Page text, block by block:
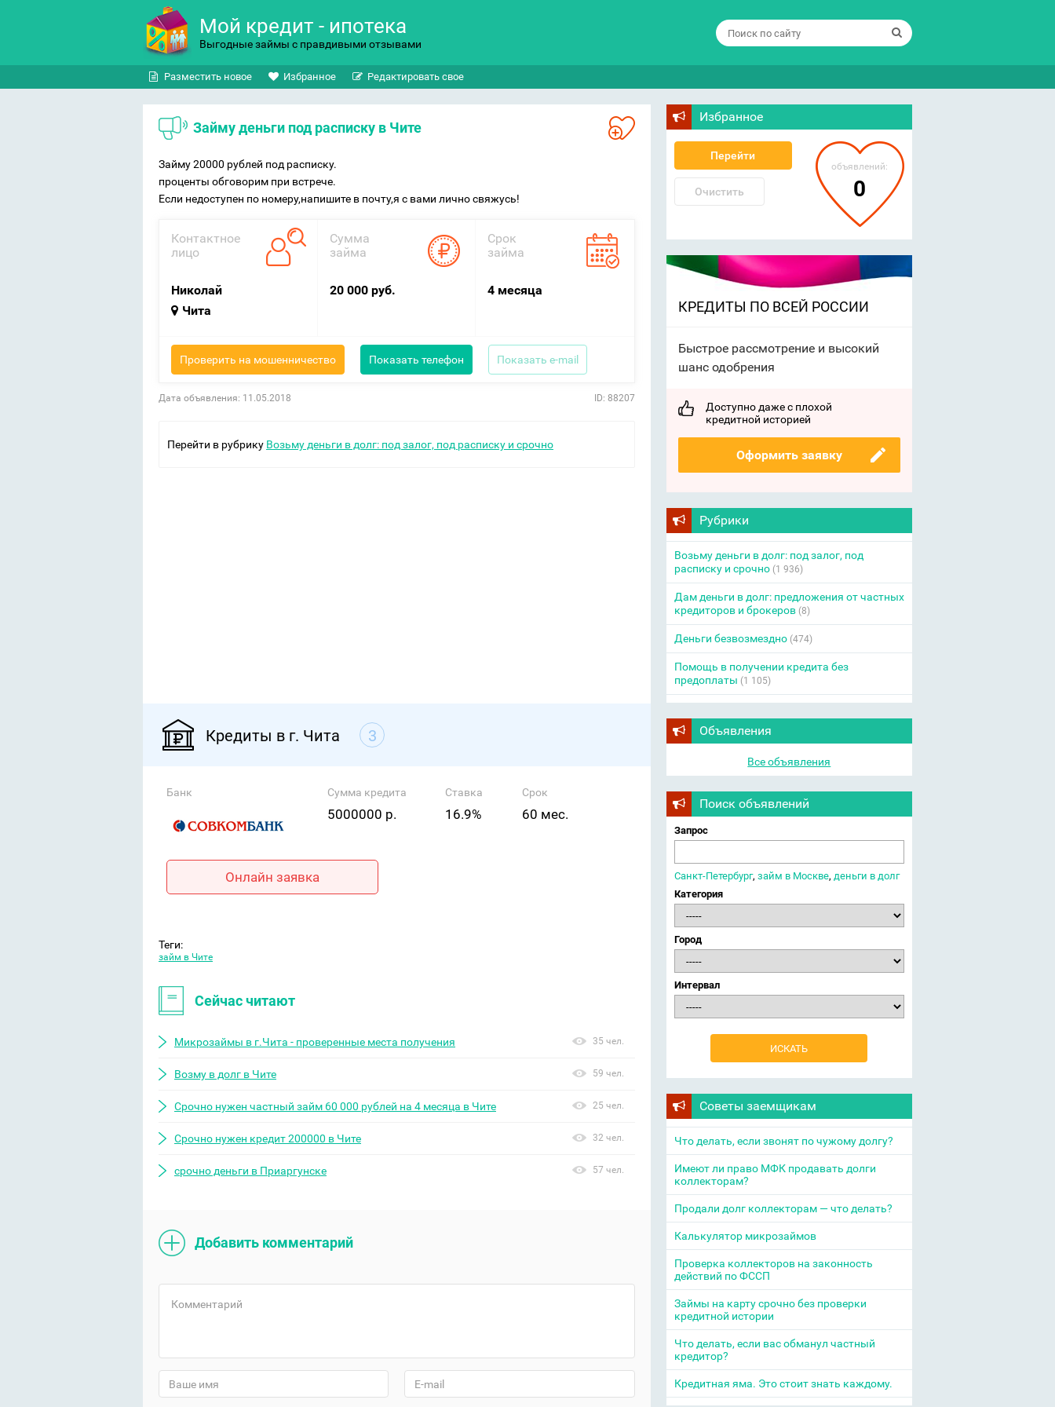
Мой кредит - ипотека
Выгодные займы с правдивыми отзывами
Разместить новое Избранное Редактировать свое
Займу деньги под расписку в Чите
Займу 20000 рублей под расписку.
проценты обговорим при встрече.
Если недоступен по номеру,напишите в почту,я с вами лично свяжусь!
Контактное
лицо
Николай
Чита
Сумма
займа
20 000 руб.
Срок
займа
4 месяца
Проверить на мошенничество Показать телефон Показать e-mail
Дата объявления: 11.05.2018 ID: 88207
Перейти в рубрику Возьму деньги в долг: под залог, под расписку и срочно
Кредиты в г. Чита 3
Банк Сумма кредита
5000000 р.
Ставка
16.9%
Срок
60 мес.
Онлайн заявка
Теги:
займ в Чите
Сейчас читают
Микрозаймы в г.Чита - проверенные места получения 35 чел.
Возму в долг в Чите 59 чел.
Срочно нужен частный займ 60 000 рублей на 4 месяца в Чите 25 чел.
Срочно нужен кредит 200000 в Чите 32 чел.
срочно деньги в Приаргунске 57 чел.
Добавить комментарий
Избранное
Перейти
Очистить
объявлений:
0
КРЕДИТЫ ПО ВСЕЙ РОССИИ
Быстрое рассмотрение и высокий
шанс одобрения
Доступно даже с плохой
кредитной историей
Оформить заявку
Рубрики
Возьму деньги в долг: под залог, под
расписку и срочно(1 936)
Дам деньги в долг: предложения от частных
кредиторов и брокеров(8)
Деньги безвозмездно(474)
Помощь в получении кредита без
предоплаты (1 105)
Объявления
Все объявления
Поиск объявлений
Запрос
Санкт-Петербург, займ в Москве, деньги в долг
Категория
Город
Интервал
Советы заемщикам
Что делать, если звонят по чужому долгу?
Имеют ли право МФК продавать долги
коллекторам?
Продали долг коллекторам — что делать?
Калькулятор микрозаймов
Проверка коллекторов на законность
действий по ФССП
Займы на карту срочно без проверки
кредитной истории
Что делать, если вас обманул частный
кредитор?
Кредитная яма. Это стоит знать каждому.